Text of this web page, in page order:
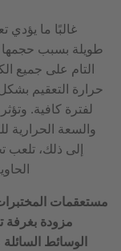
غالبًا ما يؤدي
طويلة بسبب حجمها
التام على جميع
حرارة التعقيم
لفترة كافية.
والسعة الحرارية
إلى ذلك، تلعب
الوسائط